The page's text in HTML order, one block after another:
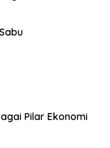
Pilar Ekonomi